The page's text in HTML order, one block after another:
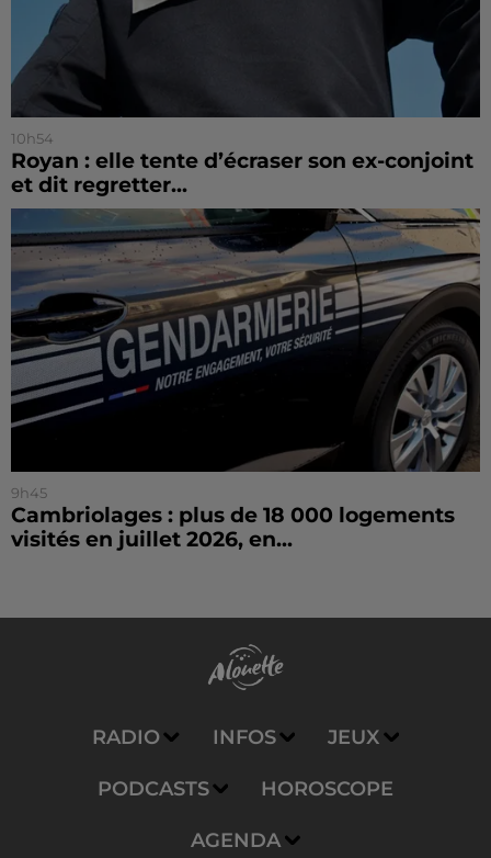
10h54
Royan : elle tente d’écraser son ex-conjoint
et dit regretter...
9h45
Cambriolages : plus de 18 000 logements
visités en juillet 2026, en...
RADIO INFOS JEUX
PODCASTS HOROSCOPE
AGENDA